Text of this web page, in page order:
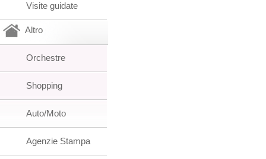
Visite guidate
Altro
Orchestre
Shopping
Auto/Moto
Agenzie Stampa